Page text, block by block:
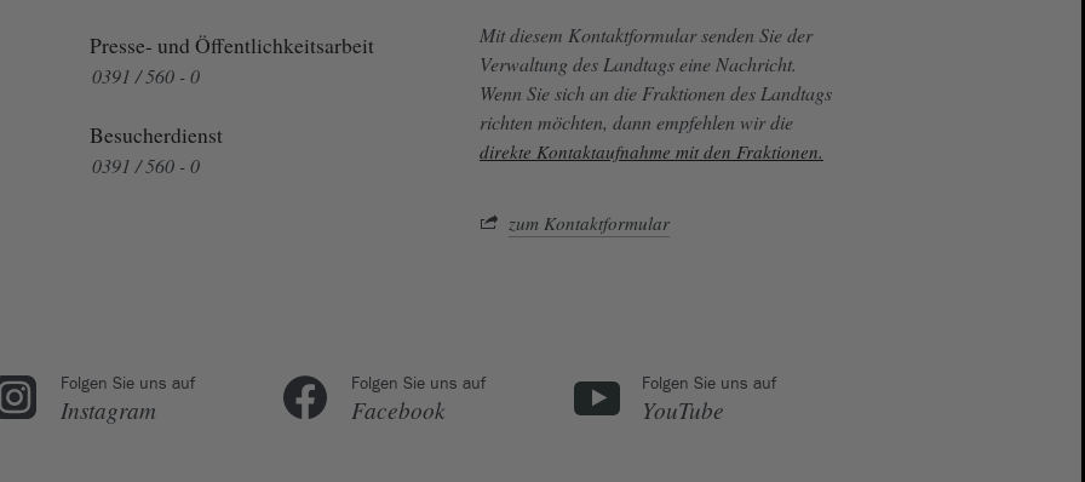
Presse- und Öffentlichkeitsarbeit
0391 / 560 - 0
Besucherdienst
0391 / 560 - 0
Mit diesem Kontaktformular senden Sie der
Verwaltung des Landtags eine Nachricht.
Wenn Sie sich an die Fraktionen des Landtags
richten möchten, dann empfehlen wir die
direkte Kontaktaufnahme mit den Fraktionen.
zum Kontaktformular
Folgen Sie uns auf
Instagram
Folgen Sie uns auf
Facebook
Folgen Sie uns auf
YouTube